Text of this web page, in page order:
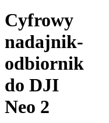
Cyfrowy
nadajnik-
odbiornik
do DJI
Neo 2